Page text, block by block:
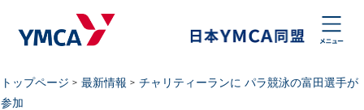
トップページ 最新情報
チャリティーランに パラ競泳の富田選手が
参加